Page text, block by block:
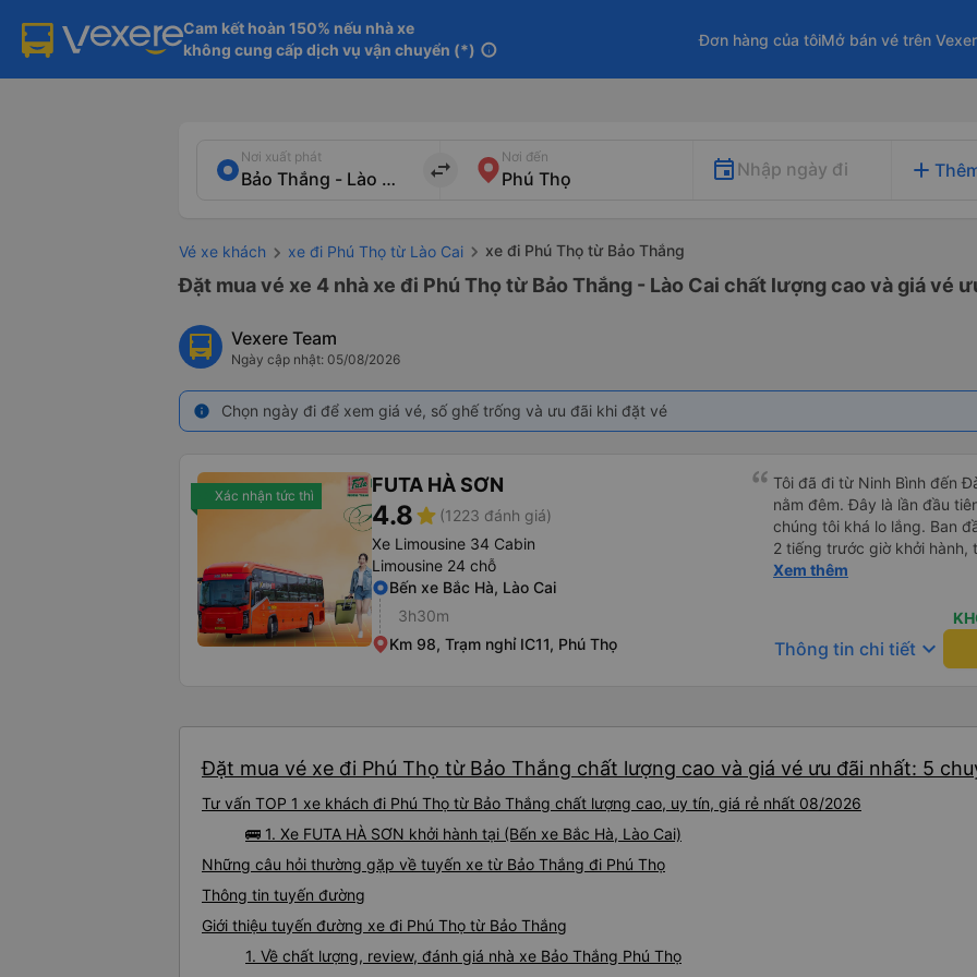
Cam kết hoàn 150% nếu nhà xe
không cung cấp dịch vụ vận chuyển (*) info
Đơn hàng của tôiMở bán vé trên
Nơi xuất phát
import_export
Nơi đến
Nhập ngày đi add
Vé xe khách xe đi Phú Thọ từ Lào Cai xe đi Phú Thọ từ Bảo Thắng
Đặt mua vé xe 4 nhà xe đi Phú Thọ từ Bảo Thắng - Lào Cai chất lượng cao và giá vé
Vexere Team
Ngày cập nhật: 05/08/2026
info Chọn ngày đi để xem giá vé, số ghế trống và ưu đãi khi đặt vé
Xác nhận tức thì FUTA HÀ SƠN
4.8star (1223 đánh giá)
Xe Limousine 34 Cabin
Limousine 24 chỗ
Bến xe Bắc Hà, Lào Cai
3h30m
Km 98, Trạm nghỉ IC11, Phú Thọ
Tôi đã đi từ Ninh Bình đến
nằm đêm. Đây là lần đầu
chúng tôi khá lo lắng. Ban
2 tiếng trước giờ khởi
qua email. Chúng tôi đến
được phản hồi nhanh
Họ cho chúng tôi biết xe
buýt đến, tài xế đã đến tận
chu đáo vì biết chúng tôi là
hướng dẫn chúng tôi đến
Xem thêm
Thông tin chi tiết keyboard_arrow_down
Đặt mua vé xe đi Phú Thọ từ Bảo Thắng chất lượng cao và giá vé ưu đãi nhất: 5
Tư vấn TOP 1 xe khách đi Phú Thọ từ Bảo Thắng chất lượng cao, uy tín, giá rẻ nhất 08/2026
🚌 1. Xe FUTA HÀ SƠN khởi hành tại (Bến xe Bắc Hà, Lào Cai)
Những câu hỏi thường gặp về tuyến xe từ Bảo Thắng đi Phú Thọ
Thông tin tuyến đường
Giới thiệu tuyến đường xe đi Phú Thọ từ Bảo Thắng
1. Về chất lượng, review, đánh giá nhà xe Bảo Thắng Phú Thọ